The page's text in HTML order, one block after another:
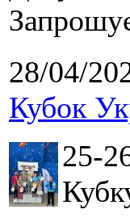
28/04/
Кубок
25-